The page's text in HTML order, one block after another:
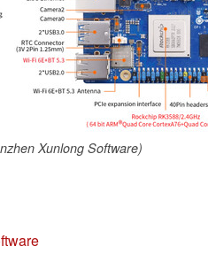
Xunlong Software)